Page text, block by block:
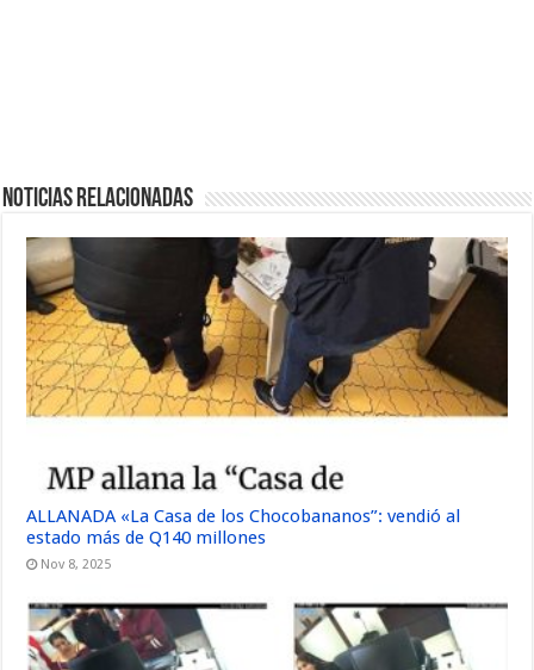
Noticias Relacionadas
ALLANADA «La Casa de los Chocobananos”: vendió al
estado más de Q140 millones
Nov 8, 2025